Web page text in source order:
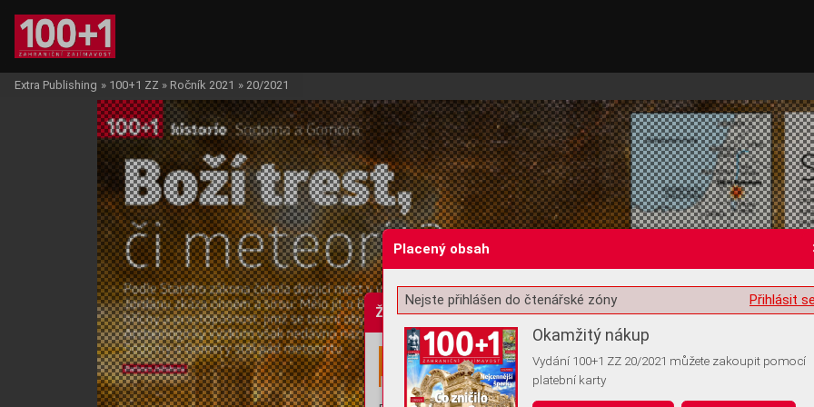
Žádost o souhlas s ukládáním volitelných informací
Extra Publishing » 100+1 ZZ » Ročník 2021 » 20/2021
Placený obsah
Přihlásit
Nejste přihlášen do čtenářské zóny
Okamžitý nákup
Vydání 100+1 ZZ 20/2021 můžete zakoupit pomocí
platební karty